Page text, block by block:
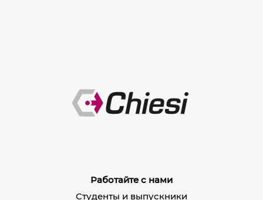
Работайте с нами
Студенты и выпускники